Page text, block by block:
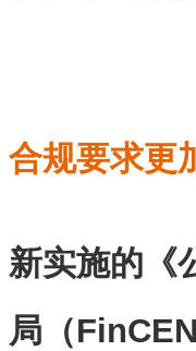
合规要求更
新实施的《
局（